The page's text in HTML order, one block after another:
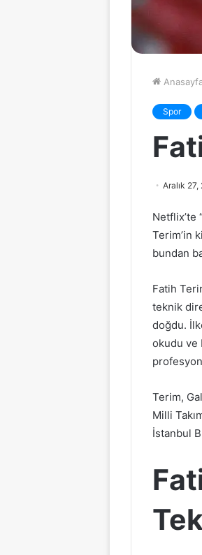
Spor
Aralık
Netflix’te
Terim’in
bundan
Fatih
teknik
doğdu.
okudu ve
Terim,
Milli
İstanbul